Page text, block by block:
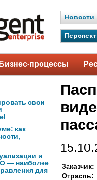
Новости
Бизнес-процессы
свои
как
и
— наиболее
для
Заказчик:
Отрасль: